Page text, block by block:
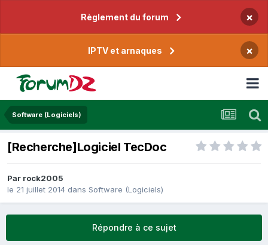
Règlement du forum ×
IPTV et arnaques ×
Software (Logiciels)
[Recherche]Logiciel TecDoc
Par rock2005
le 21 juillet 2014 dans Software (Logiciels)
Répondre à ce sujet